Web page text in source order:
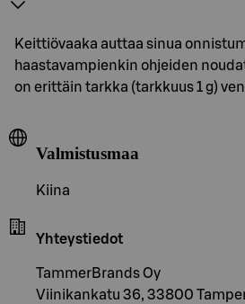
Keittiövaaka auttaa sinua
haastavampienkin ohjeiden
on erittäin tarkka (tarkkuus 1 g)
Valmistusmaa
Kiina
Yhteystiedot
TammerBrands Oy
Viinikankatu 36, 33800